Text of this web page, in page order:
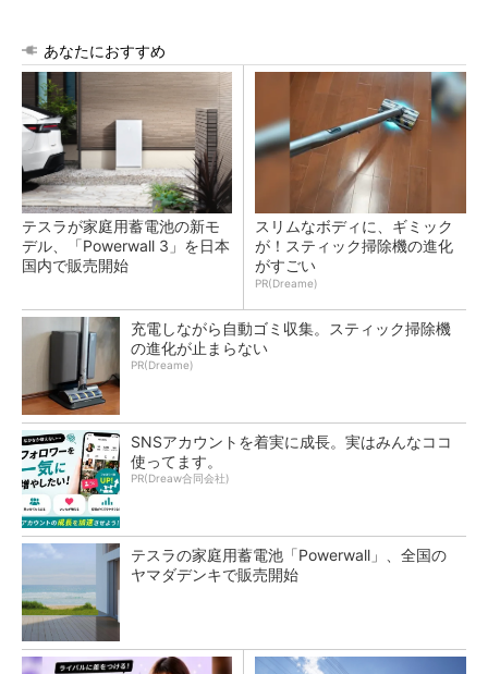
あなたにおすすめ
テスラが家庭用蓄電池の新モ
デル、「Powerwall 3」を日本
国内で販売開始
スリムなボディに、ギミック
が！スティック掃除機の進化
がすごい
PR(Dreame)
充電しながら自動ゴミ収集。スティック掃除機
の進化が止まらない
PR(Dreame)
SNSアカウントを着実に成長。実はみんなココ
使ってます。
PR(Dreaw合同会社)
テスラの家庭用蓄電池「Powerwall」、全国の
ヤマダデンキで販売開始